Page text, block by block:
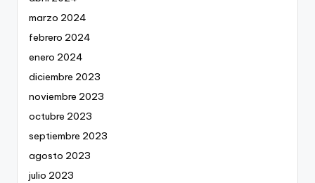
marzo 2024
febrero 2024
enero 2024
diciembre 2023
noviembre 2023
octubre 2023
septiembre 2023
agosto 2023
julio 2023